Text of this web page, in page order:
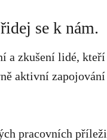
se k nám.
a zkušení lidé,
aktivní
pracovních